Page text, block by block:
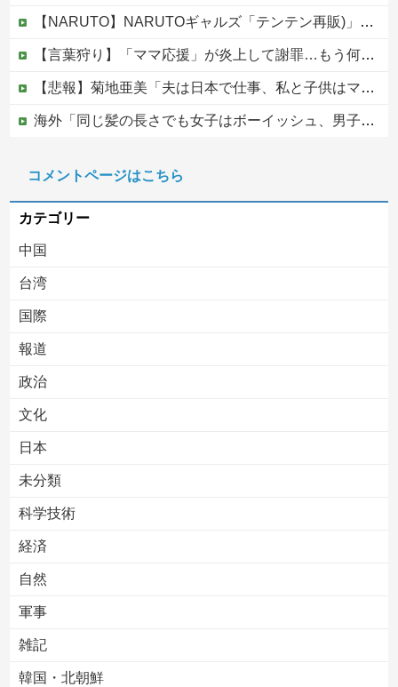
【NARUTO】NARUTOギャルズ「テンテン再販)」フィギュア【明日予約開始】
【言葉狩り】「ママ応援」が炎上して謝罪…もう何も言えない
【悲報】菊地亜美「夫は日本で仕事、私と子供はマレーシア、夫は毎月会いに来る」←これどう思う？
海外「同じ髪の長さでも女子はボーイッシュ、男子は女っぽい扱いになる」呼び名が逆転する境界線あるある…？
【移民政策反対】イオンの売り場で唐揚げを食う中国人の子供
コメントページはこちら
カテゴリー
中国
台湾
国際
報道
政治
文化
日本
未分類
科学技術
経済
自然
軍事
雑記
韓国・北朝鮮